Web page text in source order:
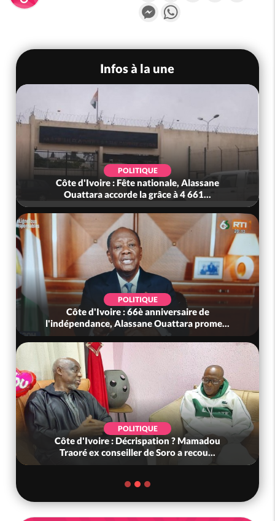
Messenger
Infos à la une
POLITIQUE
Côte d'Ivoire : Fête nationale, Alassane
Ouattara accorde la grâce à 4 661...
POLITIQUE
Côte d'Ivoire : 66è anniversaire de
l'indépendance, Alassane Ouattara prome...
POLITIQUE
Côte d'Ivoire : Décrispation ? Mamadou
Traoré ex conseiller de Soro a recou...